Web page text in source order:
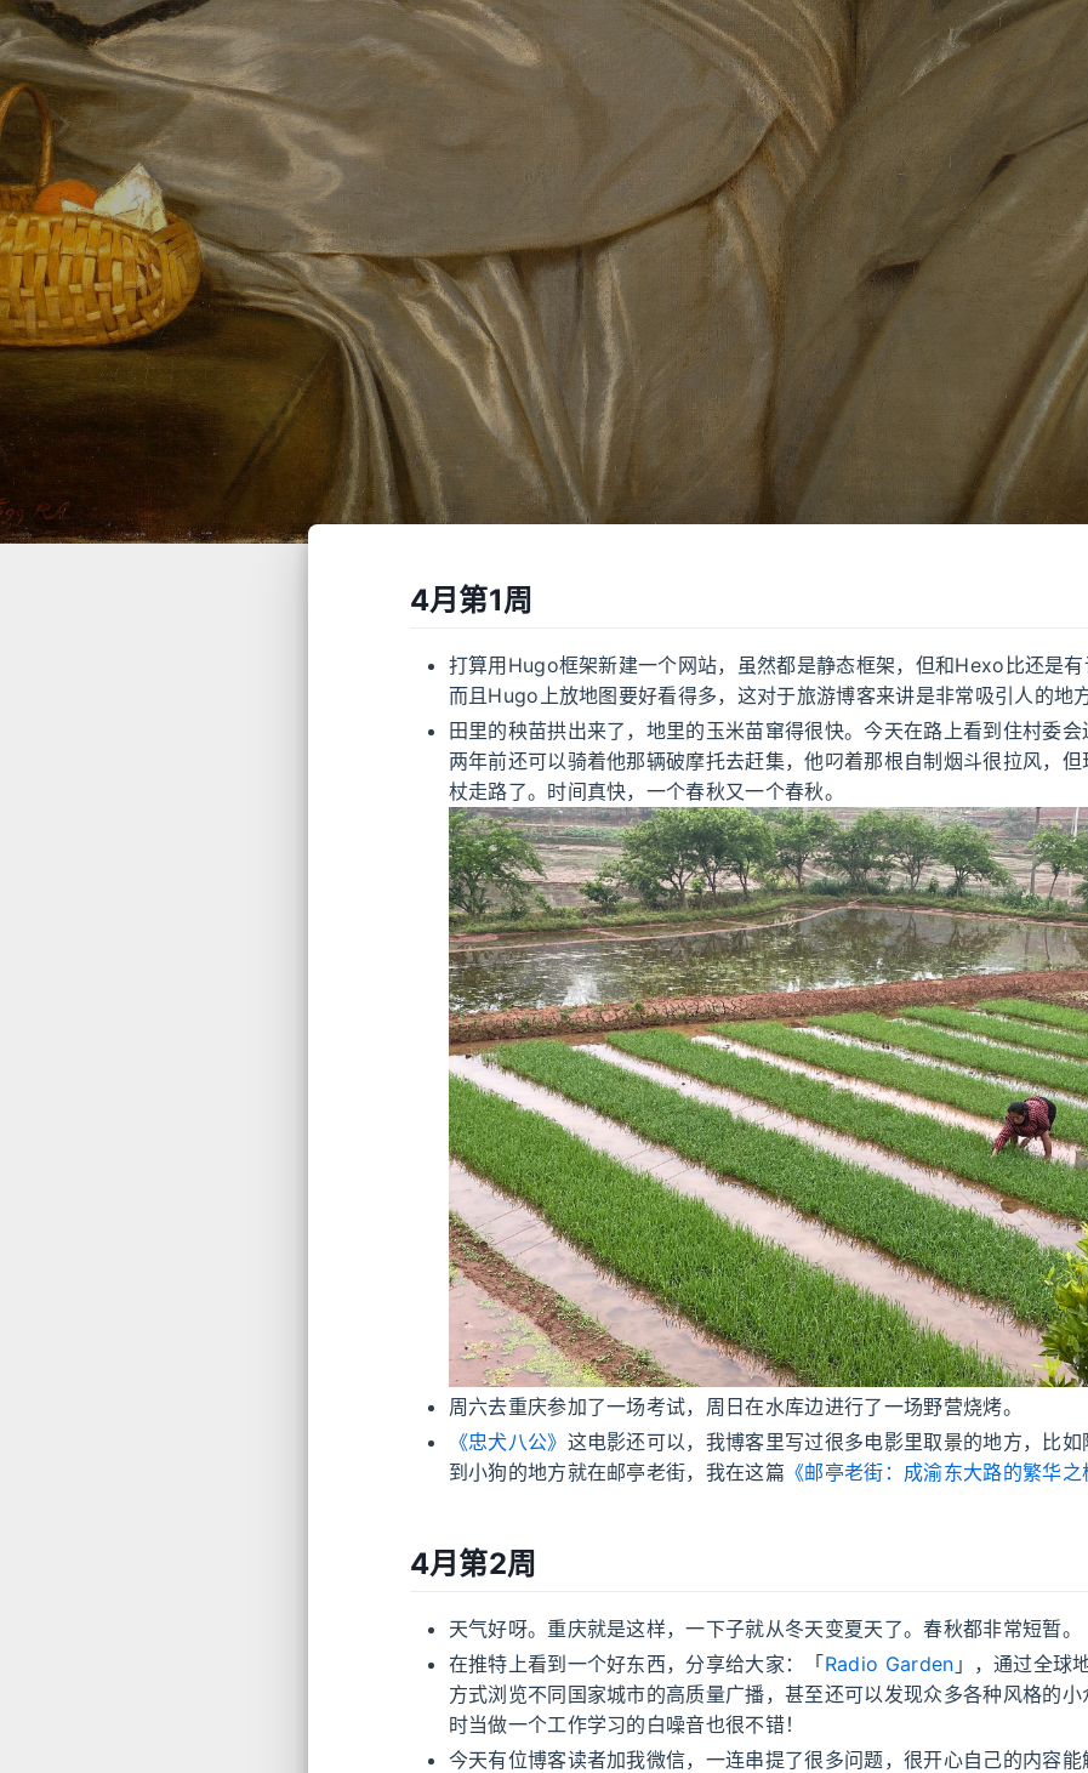
4月第1周
打算用Hugo框架新建一个网站，虽然都是静态框架，但和Hexo比还是有
而且Hugo上放地图要好看得多，这对于旅游博客来讲是非常吸引人的地方
田里的秧苗拱出来了，地里的玉米苗窜得很快。今天在路上看到住村委会
两年前还可以骑着他那辆破摩托去赶集，他叼着那根自制烟斗很拉风，
杖走路了。时间真快，一个春秋又一个春秋。
周六去重庆参加了一场考试，周日在水库边进行了一场野营烧烤。
《忠犬八公》 这电影还可以，我博客里写过很多电影里取景的地方，比如
到小狗的地方就在邮亭老街，我在这篇 《邮亭老街：成渝东大路的繁华之
4月第2周
天气好呀。重庆就是这样，一下子就从冬天变夏天了。春秋都非常短暂。
在推特上看到一个好东西，分享给大家：「Radio Garden 」，通过全球
方式浏览不同国家城市的高质量广播，甚至还可以发现众多各种风格的
时当做一个工作学习的白噪音也很不错！
今天有位博客读者加我微信，一连串提了很多问题，很开心自己的内容能